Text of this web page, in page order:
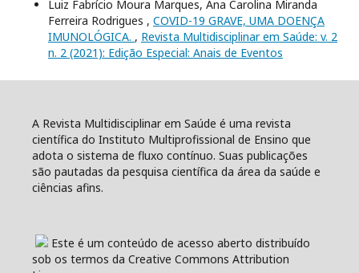
Luiz Fabrício Moura Marques, Ana Carolina Miranda
Ferreira Rodrigues , COVID-19 GRAVE, UMA DOENÇA
IMUNOLÓGICA. , Revista Multidisciplinar em Saúde: v. 2
n. 2 (2021): Edição Especial: Anais de Eventos
A Revista Multidisciplinar em Saúde é uma revista
científica do Instituto Multiprofissional de Ensino que
adota o sistema de fluxo contínuo. Suas publicações
são pautadas da pesquisa científica da área da saúde e
ciências afins.
Este é um conteúdo de acesso aberto distribuído
sob os termos da Creative Commons Attribution